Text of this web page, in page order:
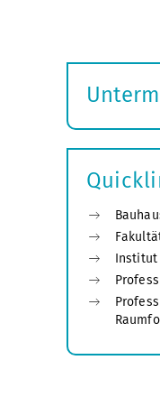
öffnen
Institut